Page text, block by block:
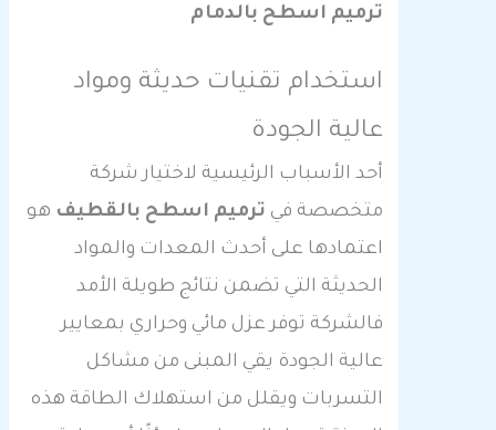
ترميم اسطح بالدمام
استخدام تقنيات حديثة ومواد
عالية الجودة
أحد الأسباب الرئيسية لاختيار شركة
متخصصة فيترميم اسطح بالقطيفهو
اعتمادها على أحدث المعدات والمواد
الحديثة التي تضمن نتائج طويلة الأمد
فالشركة توفر عزل مائي وحراري بمعايير
عالية الجودة يقي المبنى من مشاكل
التسربات ويقلل من استهلاك الطاقة هذه